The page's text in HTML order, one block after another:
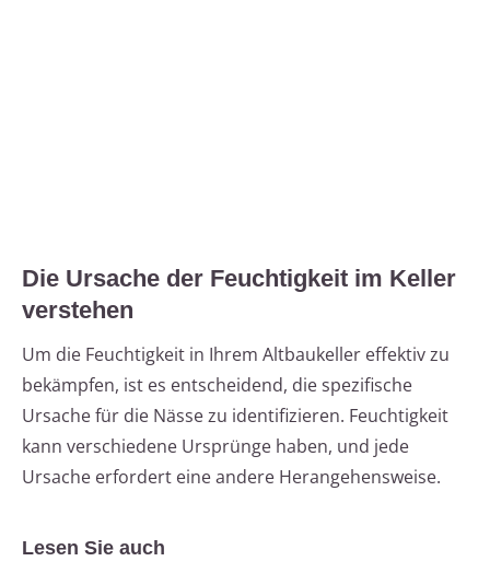
Die Ursache der Feuchtigkeit im Keller
verstehen
Um die Feuchtigkeit in Ihrem Altbaukeller effektiv zu
bekämpfen, ist es entscheidend, die spezifische
Ursache für die Nässe zu identifizieren. Feuchtigkeit
kann verschiedene Ursprünge haben, und jede
Ursache erfordert eine andere Herangehensweise.
Lesen Sie auch